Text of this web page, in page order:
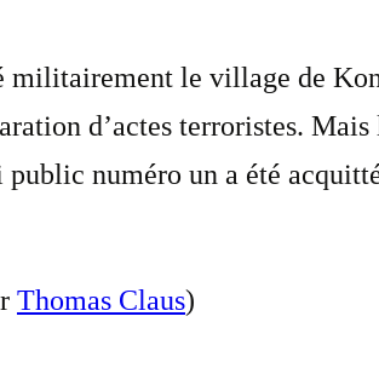
le village de
d’actes terroristes.
numéro un a été
Thomas Claus)